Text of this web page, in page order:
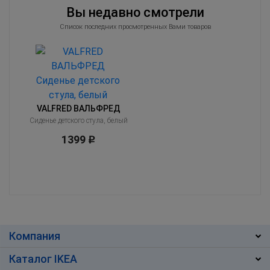
Вы недавно смотрели
Список последних просмотренных Вами товаров
VALFRED ВАЛЬФРЕД
Сиденье детского стула, белый
1399 Р
Компания
Каталог IKEA